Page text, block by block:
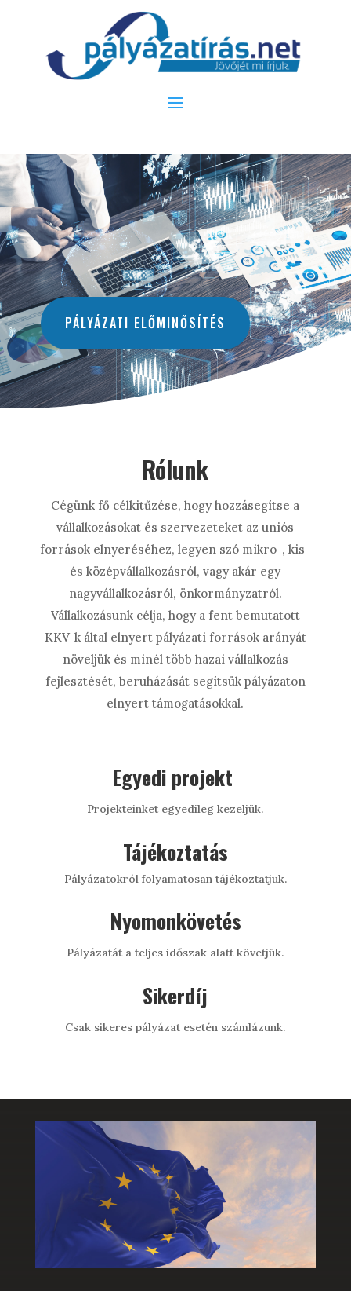
PÁLYÁZATI ELŐMINŐSÍTÉS
Rólunk
Cégünk fő célkitűzése, hogy hozzásegítse a
vállalkozásokat és szervezeteket az uniós
források elnyeréséhez, legyen szó mikro-, kis-
és középvállalkozásról, vagy akár egy
nagyvállalkozásról, önkormányzatról.
Vállalkozásunk célja, hogy a fent bemutatott
KKV-k által elnyert pályázati források arányát
növeljük és minél több hazai vállalkozás
fejlesztését, beruházását segítsük pályázaton
elnyert támogatásokkal.
Egyedi projekt
Projekteinket egyedileg kezeljük.
Tájékoztatás
Pályázatokról folyamatosan tájékoztatjuk.
Nyomonkövetés
Pályázatát a teljes időszak alatt követjük.
Sikerdíj
Csak sikeres pályázat esetén számlázunk.